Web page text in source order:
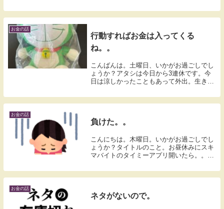
SBI証券口座開設 ⇒13,500円住信SBIネッ
ト銀行口座開設 ⇒ 1...
お金の話
行動すればお金は入ってくる
ね。。
こんばんは。土曜日、いかがお過ごしでし
ょうか？アタシは今日から3連休です。今
日は涼しかったこともあって外出。生き先
あるものを売ってお金にしようと思いまし
てね。今日もっていってのは↓の二つ。ユ
お金の話
負けた。。
こんにちは。木曜日。いかがお過ごしでし
ょうか？タイトルのこと。お昼休みにスキ
マバイトのタイミーアプリ開いたら。。今
でも応募ページ押したら。。。締め切りま
した。。負けた。。今度の日曜日はバイト
お金の話
ネタがないので。